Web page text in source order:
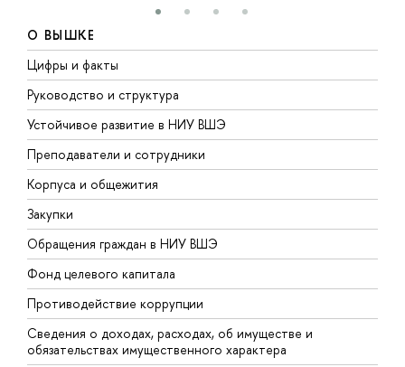
О ВЫШКЕ
Цифры и факты
Руководство и структура
Устойчивое развитие в НИУ ВШЭ
Преподаватели и сотрудники
Корпуса и общежития
Закупки
Обращения граждан в НИУ ВШЭ
Фонд целевого капитала
Противодействие коррупции
Сведения о доходах, расходах, об имуществе и
обязательствах имущественного характера